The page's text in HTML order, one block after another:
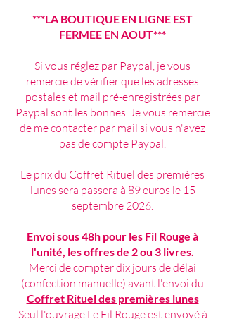
***LA BOUTIQUE EN LIGNE EST
FERMEE EN AOUT***
Si vous réglez par Paypal, je vous
remercie de vérifier que les adresses
postales et mail pré-enregistrées par
Paypal sont les bonnes. Je vous remercie
de me contacter par mail si vous n'avez
pas de compte Paypal.
Le prix du Coffret Rituel des premières
lunes sera passera à 89 euros le 15
septembre 2026.
Envoi sous 48h pour les Fil Rouge à
l'unité, les offres de 2 ou 3 livres.
Merci de compter dix jours de délai
(confection manuelle) avant l'envoi du
Coffret Rituel des premières lunes
Seul l'ouvrage Le Fil Rouge est envoyé à